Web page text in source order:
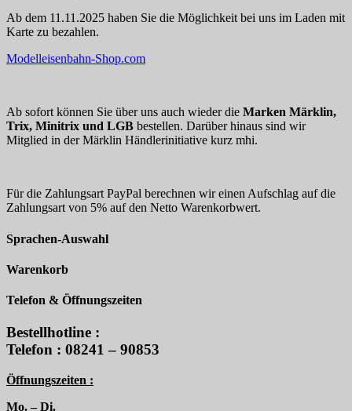
Ab dem 11.11.2025 haben Sie die Möglichkeit bei uns im Laden mit
Karte zu bezahlen.
Modelleisenbahn-Shop.com
Ab sofort können Sie über uns auch wieder die Marken Märklin,
Trix, Minitrix und LGB bestellen. Darüber hinaus sind wir
Mitglied in der Märklin Händlerinitiative kurz mhi.
Für die Zahlungsart PayPal berechnen wir einen Aufschlag auf die
Zahlungsart von 5% auf den Netto Warenkorbwert.
Sprachen-Auswahl
Warenkorb
Telefon & Öffnungszeiten
Bestellhotline :
Telefon : 08241 – 90853
Öffnungszeiten :
Mo. – Di.